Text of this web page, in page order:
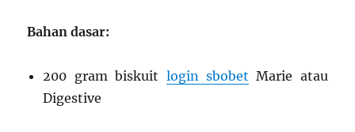
Bahan dasar:
200 gram biskuit login sbobet Marie atau
Digestive